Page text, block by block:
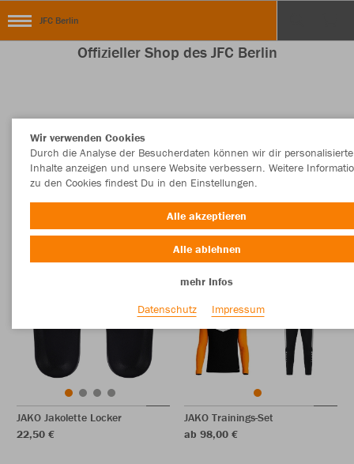
JFC Berlin
Offizieller Shop des JFC Berlin
JAKO Jakolette Locker
22,50 €
JAKO Trainings-Set
ab 98,00 €
Wir verwenden Cookies
Durch die Analyse der Besucherdaten können wir dir personalisierte
Inhalte anzeigen und unsere Website verbessern. Weitere
zu den Cookies findest Du in den Einstellungen.
Alle akzeptieren
Alle ablehnen
mehr Infos
Datenschutz
Impressum